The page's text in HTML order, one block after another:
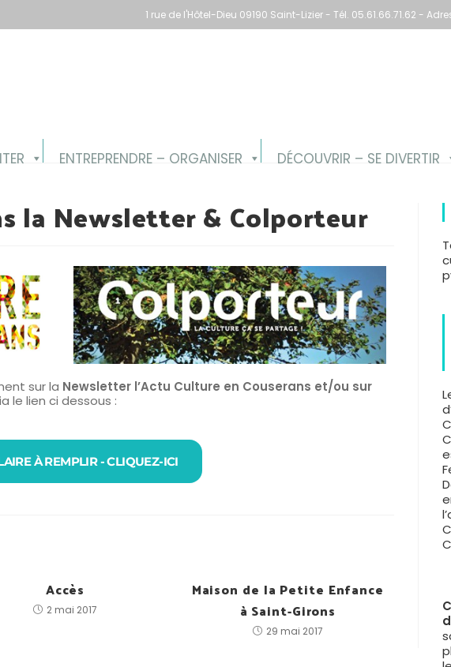
1 rue de l'Hôtel-Dieu 09190 Saint-Lizier - Tél. 05.61.66.71.62 -
ENTREPRENDRE – ORGANISER DÉCOUVRIR – SE DIVERTIR
la Newsletter & Colporteur
sur la Newsletter l’Actu Culture en Couserans et/ou sur
le lien ci dessous :
À REMPLIR - CLIQUEZ-ICI
Accès
2 mai 2017
Maison de la Petite Enfance
à Saint-Girons
29 mai 2017